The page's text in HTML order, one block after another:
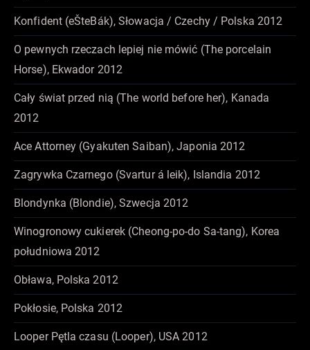
Konfident (eŠteBák), Słowacja / Czechy / Polska 2012
O pewnych rzeczach lepiej nie mówić (The porcelain
Horse), Ekwador 2012
Cały świat przed nią (The world before her), Kanada
2012
Ace Attorney (Gyakuten Saiban), Japonia 2012
Zagrywka Czarnego (Svartur á leik), Islandia 2012
Blondynka (Blondie), Szwecja 2012
Winogronowy cukierek (Cheong-po-do Sa-tang), Korea
południowa 2012
Obława, Polska 2012
Pokłosie, Polska 2012
Looper Pętla czasu (Looper), USA 2012